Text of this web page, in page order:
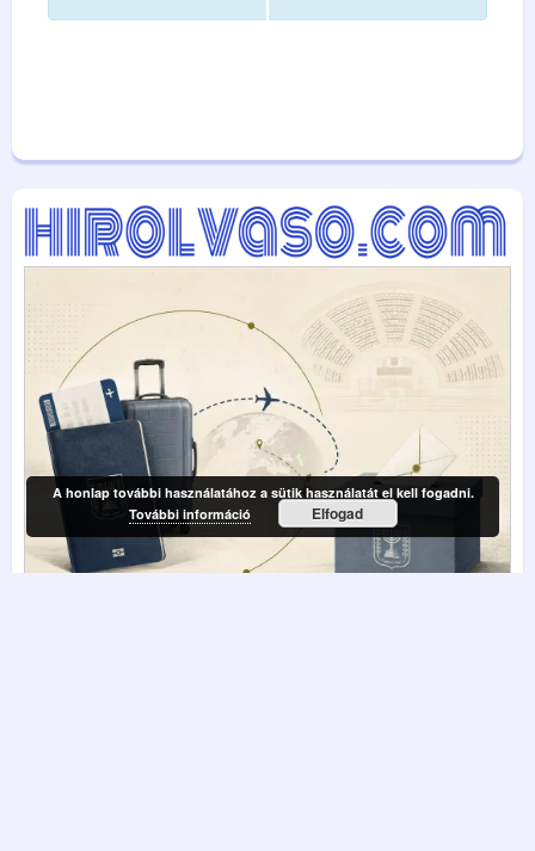
a
i
ó
A honlap további használatához a sütik használatát el kell fogadni.
További információ
Elfogad